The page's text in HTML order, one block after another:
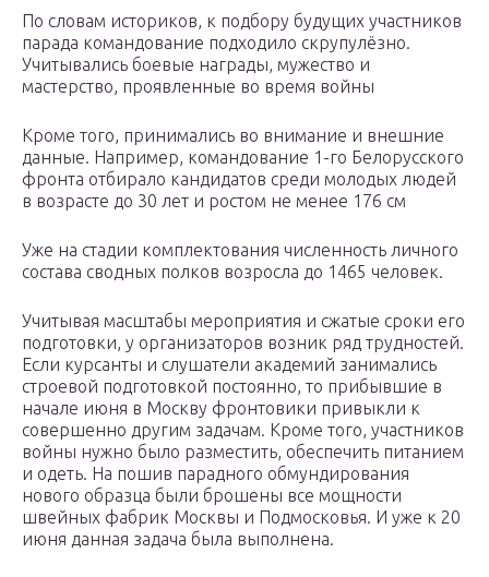
По словам историков, к подбору будущих участников
парада командование подходило скрупулёзно.
Учитывались боевые награды, мужество и
мастерство, проявленные во время войны
Кроме того, принимались во внимание и внешние
данные. Например, командование 1-го Белорусского
фронта отбирало кандидатов среди молодых людей
в возрасте до 30 лет и ростом не менее 176 см
Уже на стадии комплектования численность личного
состава сводных полков возросла до 1465 человек.
Учитывая масштабы мероприятия и сжатые сроки его
подготовки, у организаторов возник ряд трудностей.
Если курсанты и слушатели академий занимались
строевой подготовкой постоянно, то прибывшие в
начале июня в Москву фронтовики привыкли к
совершенно другим задачам. Кроме того, участников
войны нужно было разместить, обеспечить питанием
и одеть. На пошив парадного обмундирования
нового образца были брошены все мощности
швейных фабрик Москвы и Подмосковья. И уже к 20
июня данная задача была выполнена.